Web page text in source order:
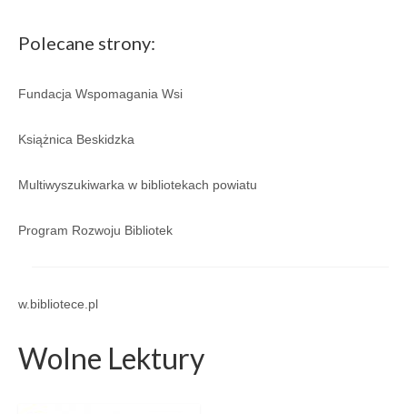
Internet
Kontakt
Polecane strony:
Fundacja Wspomagania Wsi
Książnica Beskidzka
Multiwyszukiwarka w bibliotekach powiatu
Program Rozwoju Bibliotek
w.bibliotece.pl
Wolne Lektury